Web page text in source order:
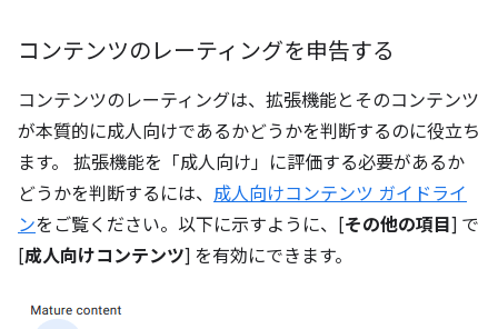
コンテンツのレーティングを申告する
コンテンツのレーティングは、拡張機能とそのコンテンツ
が本質的に成人向けであるかどうかを判断するのに役立ち
ます。 拡張機能を「成人向け」に評価する必要があるか
どうかを判断するには、 成人向けコンテンツ ガイドライ
ンをご覧ください。以下に示すように、[その他の項目] で
[成人向けコンテンツ] を有効にできます。